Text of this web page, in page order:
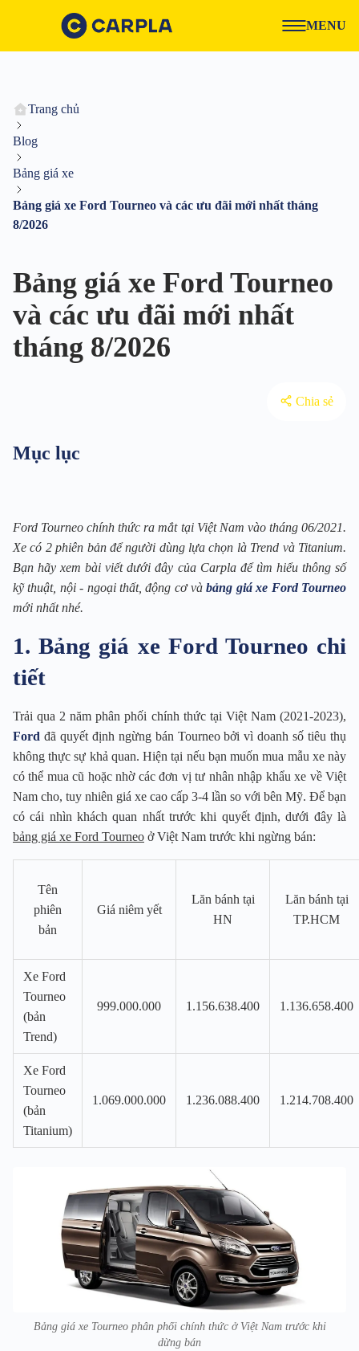
MENU
Trang chủ
Blog
Bảng giá xe
Bảng giá xe Ford Tourneo và các ưu đãi mới nhất tháng
8/2026
Bảng giá xe Ford Tourneo
và các ưu đãi mới nhất
tháng 8/2026
Chia sẻ
Ford Tourneo chính thức ra mắt tại Việt Nam vào tháng 06/2021.
Xe có 2 phiên bản để người dùng lựa chọn là Trend và Titanium.
Bạn hãy xem bài viết dưới đây của Carpla để tìm hiểu thông số
kỹ thuật, nội - ngoại thất, động cơ vàbảng giá xe Ford Tourneo
mới nhất nhé.
1. Bảng giá xe Ford Tourneo chi
tiết
Trải qua 2 năm phân phối chính thức tại Việt Nam (2021-2023),
Ford đã quyết định ngừng bán Tourneo bởi vì doanh số tiêu thụ
không thực sự khả quan. Hiện tại nếu bạn muốn mua mẫu xe này
có thể mua cũ hoặc nhờ các đơn vị tư nhân nhập khẩu xe về Việt
Nam cho, tuy nhiên giá xe cao cấp 3-4 lần so với bên Mỹ. Để bạn
có cái nhìn khách quan nhất trước khi quyết định, dưới đây là
bảng giá xe Ford Tourneo ở Việt Nam trước khi ngừng bán:
Tên
phiên
bản
Giá niêm yết
Lăn bánh tại
HN
Lăn bánh tại
TP.HCM
Xe Ford
Tourneo
(bản
Trend)
999.000.000 1.156.638.400 1.136.658.400
Xe Ford
Tourneo
(bản
Titanium)
1.069.000.000 1.236.088.400 1.214.708.400
Bảng giá xe Tourneo phân phối chính thức ở Việt Nam trước khi
dừng bán
Mục lục